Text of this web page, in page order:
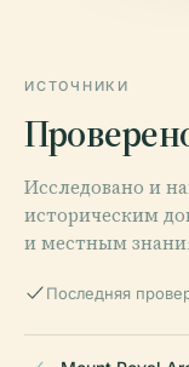
ИСТОЧНИКИ
Исследовано и
историческим
и местным
Последняя